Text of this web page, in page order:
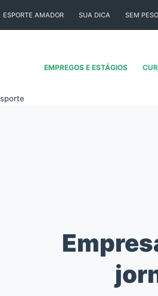
ESPORTE AMADOR SUA DICA SEM PESO
EMPREGOS E ESTÁGIOS